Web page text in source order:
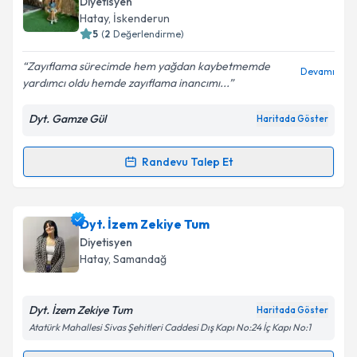
için bir takvim hazırlandığında e-posta ile
bilgilendireceğiz.
E-posta Adresiniz
'ni okudum ve kişisel verilerimin belirtilen
kapsamda işlenmesini kabul ediyorum.
Takvim Talebini Gönder
Hatay, İskenderun
5 (2 Değerlendirme)
Zayıflama sürecimde hem yağdan kaybetmemde
yardımcı oldu hemde zayıflama inancımı...
Devamı
Dyt. Gamze Gül Haritada Göster
Randevu Talep Et
Randevu Takvimi Talebi
Dyt. Gamze Güliçin randevu takvimi talebi oluşturun.
Size bu uzmandan randevu almanız için bir takvim
hazırlandığında e-posta ile bilgilendireceğiz.
Dyt. İzem Zekiye Tum
Diyetisyen
Hatay, Samandağ
Dyt. İzem Zekiye Tum Haritada Göster
Atatürk Mahallesi Sivas Şehitleri Caddesi Dış Kapı No:24 İç Kapı No:1